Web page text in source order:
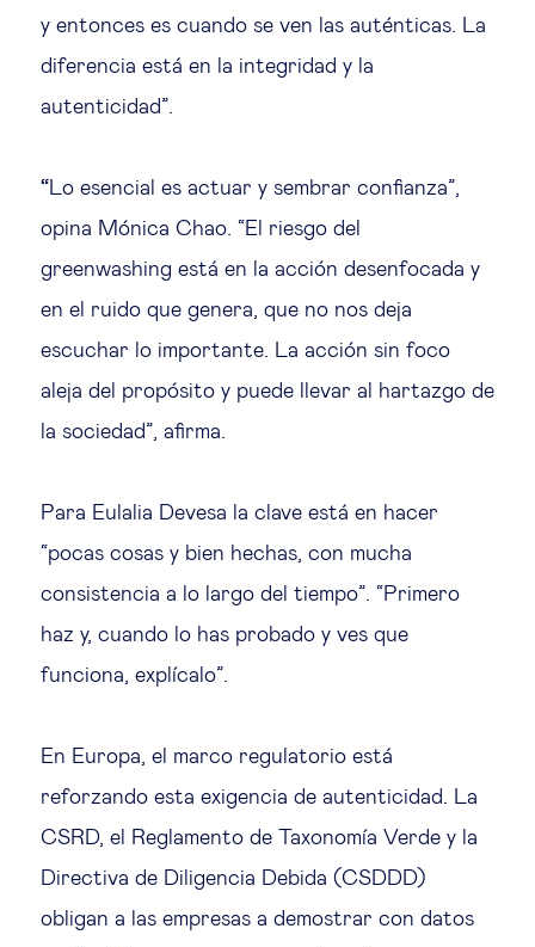
y entonces es cuando se ven las auténticas. La
diferencia está en la integridad y la
autenticidad”.
“ Lo esencial es actuar y sembrar confianza”,
opina Mónica Chao. “El riesgo del
greenwashing está en la acción desenfocada y
en el ruido que genera, que no nos deja
escuchar lo importante. La acción sin foco
aleja del propósito y puede llevar al hartazgo de
la sociedad”, afirma.
Para Eulalia Devesa la clave está en hacer
“pocas cosas y bien hechas, con mucha
consistencia a lo largo del tiempo”. “Primero
haz y, cuando lo has probado y ves que
funciona, explícalo”.
En Europa, el marco regulatorio está
reforzando esta exigencia de autenticidad. La
CSRD, el Reglamento de Taxonomía Verde y la
Directiva de Diligencia Debida (CSDDD)
obligan a las empresas a demostrar con datos